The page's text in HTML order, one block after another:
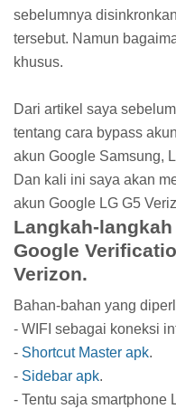
sebelumnya
tersebut. Namun
khusus.
Dari artikel saya
tentang cara bypass
akun Google Samsung,
Dan kali ini saya akan
akun Google LG G5
Langkah-
Google
Verizon.
Bahan-bahan yang
- WIFI sebagai koneksi
- Shortcut Master apk.
- Sidebar apk.
- Tentu saja smartphone